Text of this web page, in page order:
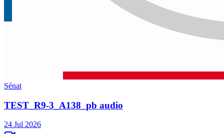
Sénat
TEST_R9-3_A138_pb audio
24 Jul 2026